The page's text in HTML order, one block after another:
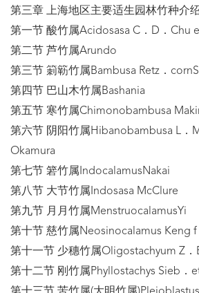
第三章 上海地区主要适生园林竹种介
第一节 酸竹属Acidosasa C．D．Chu
第二节 芦竹属Arundo
第三节 箣簕竹属Bambusa Retz．
第四节 巴山木竹属Bashania
第五节 寒竹属Chimonobambusa
第六节 阴阳竹属Hibanobambusa L．
Okamura
第七节 箬竹属IndocalamusNakai
第八节 大节竹属Indosasa McClure
第九节 月月竹属MenstruocalamusYi
第十节 慈竹属Neosinocalamus Keng f
第十一节 少穗竹属Oligostachyum Z．
第十二节 刚竹属Phyllostachys Sieb．